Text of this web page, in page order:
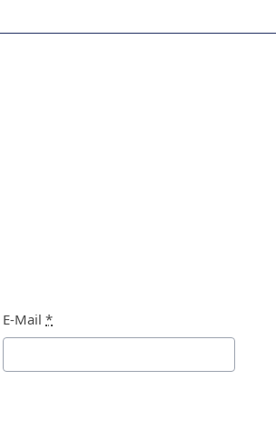
E-Mail *